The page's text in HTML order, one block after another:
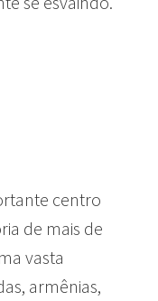
centro
de mais de
vasta
armênias,